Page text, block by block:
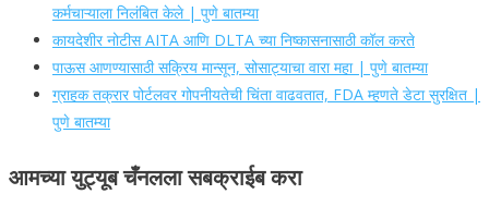
कर्मचाऱ्याला निलंबित केले | पुणे बातम्या
कायदेशीर नोटीस AITA आणि DLTA च्या निष्कासनासाठी कॉल करते
पाऊस आणण्यासाठी सक्रिय मान्सून, सोसाट्याचा वारा महा | पुणे बातम्या
ग्राहक तक्रार पोर्टलवर गोपनीयतेची चिंता वाढवतात, FDA म्हणते डेटा सुरक्षित |
पुणे बातम्या
आमच्या युट्यूब चँनलला सबक्राईब करा